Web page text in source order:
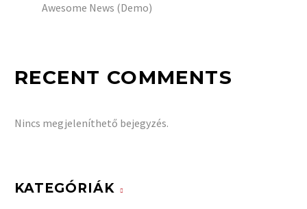
Awesome News (Demo)
RECENT COMMENTS
Nincs megjeleníthető bejegyzés.
KATEGÓRIÁK